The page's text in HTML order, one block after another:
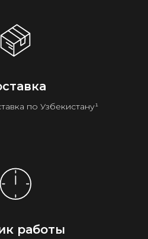
по Узбекистану¹
работы